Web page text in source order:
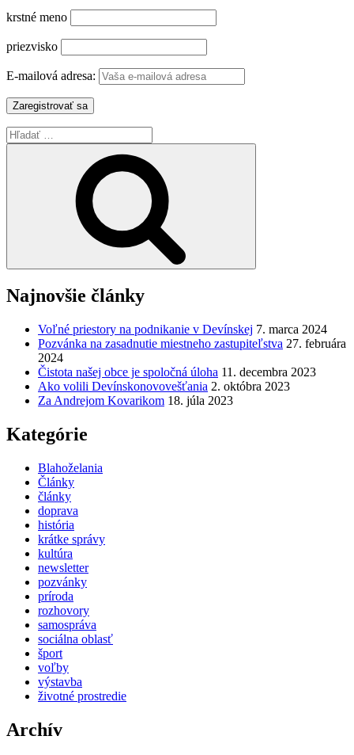
krstné meno
priezvisko
E-mailová adresa:
Hľadať:
Najnovšie články
Voľné priestory na podnikanie v Devínskej 7. marca 2024
Pozvánka na zasadnutie miestneho zastupiteľstva 27. februára
2024
Čistota našej obce je spoločná úloha 11. decembra 2023
Ako volili Devínskonovovešťania 2. októbra 2023
Za Andrejom Kovarikom 18. júla 2023
Kategórie
Blahoželania
Články
články
doprava
história
krátke správy
kultúra
newsletter
pozvánky
príroda
rozhovory
samospráva
sociálna oblasť
šport
voľby
výstavba
životné prostredie
Archív